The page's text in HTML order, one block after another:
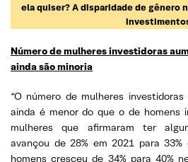
ela quiser? A disparidade de gênero
Número de mulheres investidoras
ainda são minoria
“O número de mulheres
ainda é menor do que o de homens
mulheres que afirmaram ter
avançou de 28% em 2021 para
homens cresceu de 34% para 40%